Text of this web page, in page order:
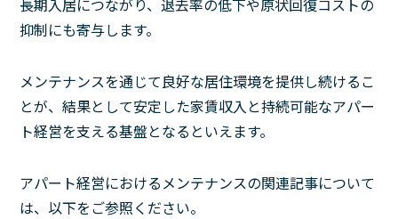
長期入居につながり、退去率の低下や原状回復コストの
抑制にも寄与します。
メンテナンスを通じて良好な居住環境を提供し続けるこ
とが、結果として安定した家賃収入と持続可能なアパー
ト経営を支える基盤となるといえます。
アパート経営におけるメンテナンスの関連記事について
は、以下をご参照ください。